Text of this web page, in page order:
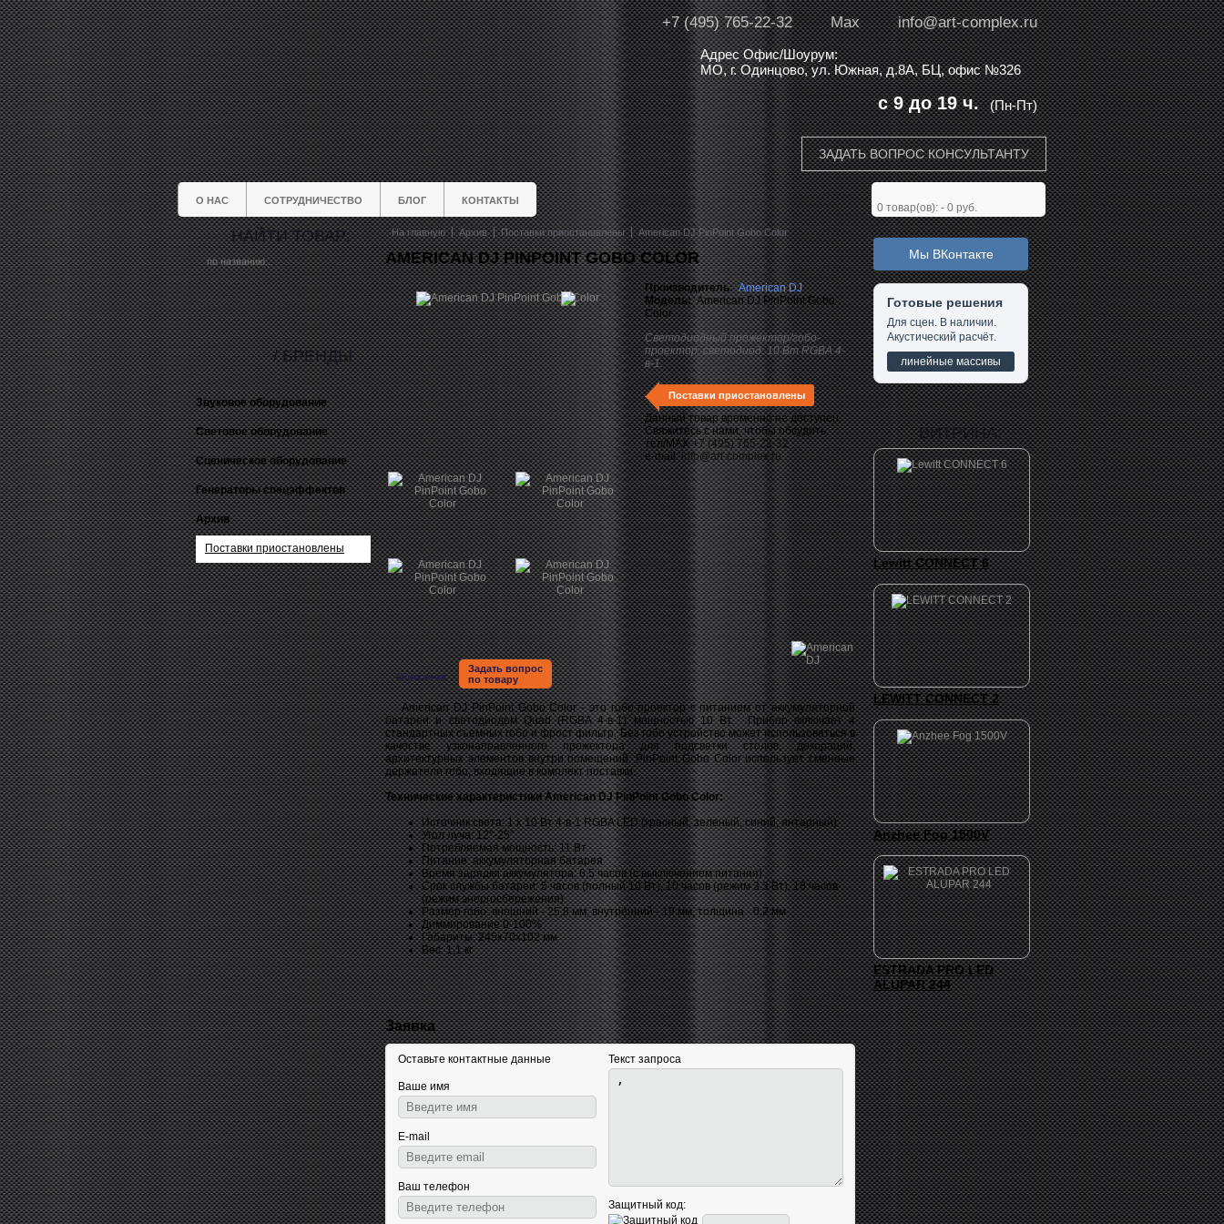
info@art-complex.ru
Max
+7 (495) 765-22-32
Адрес Офис/Шоурум:
МО, г. Одинцово, ул. Южная, д.8А, БЦ, офис №326
(Пн-Пт)
с 9 до 19 ч.
ЗАДАТЬ ВОПРОС КОНСУЛЬТАНТУ
О НАС СОТРУДНИЧЕСТВО БЛОГ КОНТАКТЫ
0 товар(ов): - 0 руб.
НАЙТИ ТОВАР:
Звуковое оборудование
Световое оборудование
Сценическое оборудование
Генераторы спецэффектов
Архив
Поставки приостановлены
/ БРЕНДЫ
На главную Архив Поставки приостановлены American DJ PinPoint Gobo Color
AMERICAN DJ PINPOINT GOBO COLOR
Производитель: American DJ
Модель:American DJ PinPoint Gobo
Color
Светодиодный прожектор/гобо-
проектор, светодиод: 10 Вт RGBA 4-
в-1.
Поставки приостановлены
Данный товар временно не доступен.
Свяжитесь с нами, чтобы обсудить:
тел/MAX+7 (495) 765-22-32
e-mail:info@art-complex.ru
Описание
Задать вопрос
по товару
American DJ PinPoint Gobo Color - это гобо-проектор с питанием от аккумуляторной
батареи и светодиодом Quad (RGBA 4-в-1) мощностью 10 Вт. Прибор включает 4
стандартных съемных гобо и фрост фильтр. Без гобо устройство может использоваться в
качестве узконаправленного прожектора для подсветки столов, декораций,
архитектурных элементов внутри помещений. PinPoint Gobo Color использует сменные
держатели гобо, входящие в комплект поставки.
Технические характеристики American DJ PinPoint Gobo Color:
Источник света: 1 x 10 Вт 4-в-1 RGBA LED (красный, зеленый, синий, янтарный)
Угол луча: 12°-25°
Потребляемая мощность: 11 Вт
Питание: аккумуляторная батарея
Время зарядки аккумулятора: 6,5 часов (с выключением питания)
Срок службы батареи: 5 часов (полный 10 Вт), 10 часов (режим 3.3 Вт), 18 часов
(режим энергосбережения)
Размер гобо: внешний - 25,8 мм, внутренний - 19 мм, толщина - 0,2 мм
Диммирование 0-100%
Габариты: 245х70х102 мм
Вес: 1,1 кг
Заявка
Оставьте контактные данные
Ваше имя
E-mail
Ваш телефон
Текст запроса
Защитный код:
Мы ВКонтакте
Готовые решения
Для сцен. В наличии.
Акустический расчёт.
линейные массивы
ВИТРИНА:
Lewitt CONNECT 6
LEWITT CONNECT 2
Anzhee Fog 1500V
ESTRADA PRO LED
ALUPAR 244